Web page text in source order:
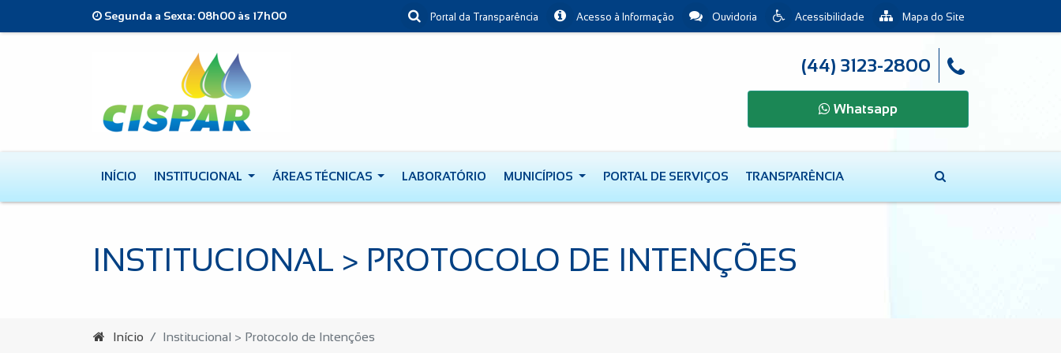
Segunda a Sexta: 08h00 às 17h00 Mapa do Site
Acessibilidade
Ouvidoria
Acesso à Informação
Portal da Transparência
(44) 3123-2800
Whatsapp
INÍCIO INSTITUCIONAL ÁREAS TÉCNICAS LABORATÓRIO MUNICÍPIOS PORTAL DE SERVIÇOS TRANSPARÊNCIA
INSTITUCIONAL > PROTOCOLO DE INTENÇÕES
Início Institucional > Protocolo de Intenções